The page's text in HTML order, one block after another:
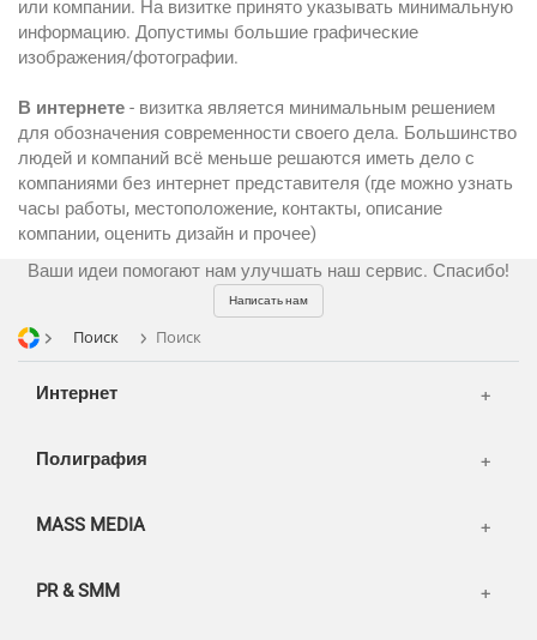
или компании. На визитке принято указывать минимальную
информацию. Допустимы большие графические
изображения/фотографии.
В интернете - визитка является минимальным решением
для обозначения современности своего дела. Большинство
людей и компаний всё меньше решаются иметь дело с
компаниями без интернет представителя (где можно узнать
часы работы, местоположение, контакты, описание
компании, оценить дизайн и прочее)
Ваши идеи помогают нам улучшать наш сервис. Спасибо!
Написать нам
Поиск Поиск
Интернет
Разработка сайтов
CRM Bitrix24
Полиграфия
Цифра и офсет
Сувениры и подарки
Шелкография
Разное
MASS MEDIA
Телевидение
Радио
Магазины и ТЦ
OOH
PR & SMM
Аудио и звукозапись
Видео и видеосъёмка
Клиенты
Партнеры
Портфолио
Публикации
FAQ
Вакансии
Корзина
FAQ